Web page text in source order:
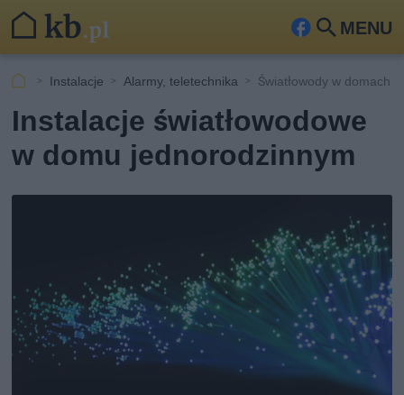
MENU
Fa
ceb
ook
Szu
kaj
Instalacje Alarmy, teletechnika Światłowody w domach
Instalacje światłowodowe
w domu jednorodzinnym